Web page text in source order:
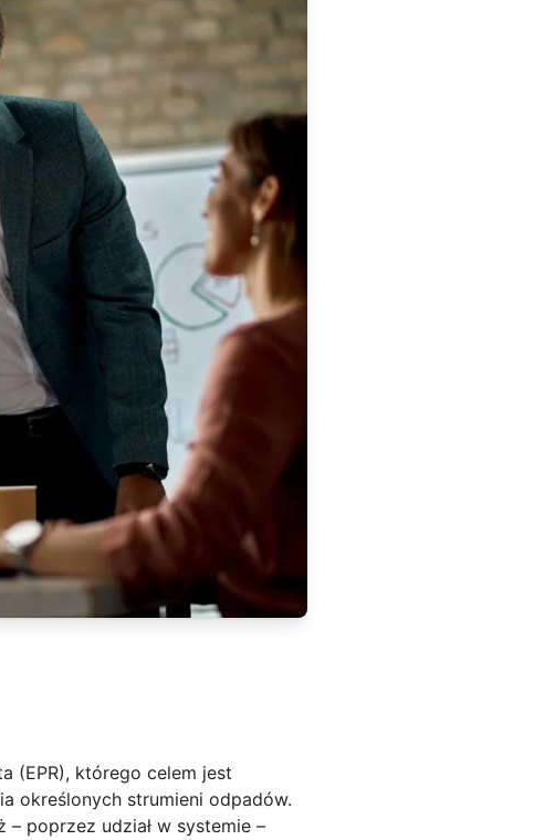
(EPR), którego celem jest
określonych strumieni odpadów.
poprzez udział w systemie –